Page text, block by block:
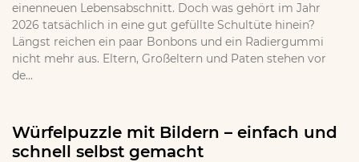
einenneuen Lebensabschnitt. Doch was gehört im Jahr
2026 tatsächlich in eine gut gefüllte Schultüte hinein?
Längst reichen ein paar Bonbons und ein Radiergummi
nicht mehr aus. Eltern, Großeltern und Paten stehen vor
de...
Würfelpuzzle mit Bildern – einfach und
schnell selbst gemacht